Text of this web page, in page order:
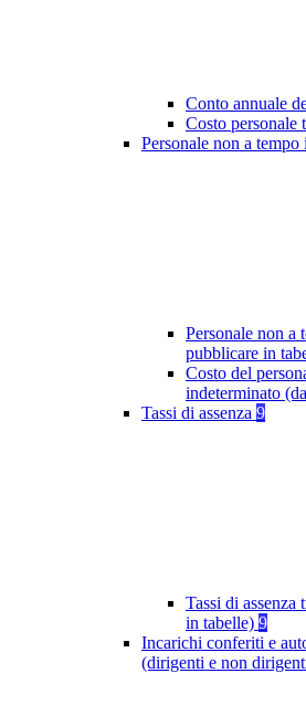
Conto annuale
Costo personale
Personale non a
Personale non a
pubblicare in
Costo del
indeterminato
Tassi di assenza 9
Tassi di assenza
in tabelle) 9
Incarichi conferiti e
(dirigenti e non